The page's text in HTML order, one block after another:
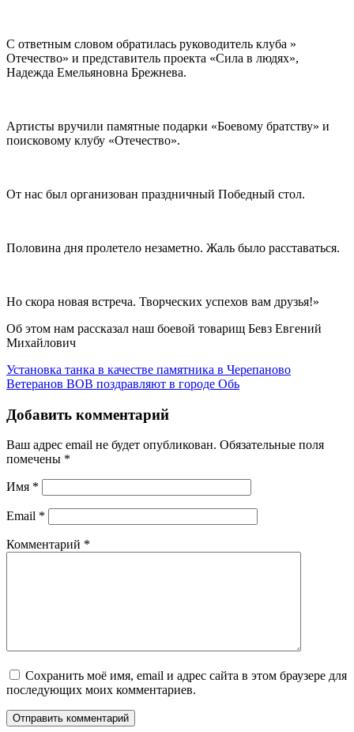
С ответным словом обратилась руководитель клуба »
Отечество» и представитель проекта «Сила в людях»,
Надежда Емельяновна Брежнева.
Артисты вручили памятные подарки «Боевому братству» и
поисковому клубу «Отечество».
От нас был организован праздничный Победный стол.
Половина дня пролетело незаметно. Жаль было расставаться.
Но скора новая встреча. Творческих успехов вам друзья!»
Об этом нам рассказал наш боевой товарищ Бевз Евгений
Михайлович
Установка танка в качестве памятника в Черепаново
Ветеранов ВОВ поздравляют в городе Обь
Добавить комментарий
Ваш адрес email не будет опубликован. Обязательные поля
помечены *
Имя *
Email *
Комментарий *
Сохранить моё имя, email и адрес сайта в этом браузере для
последующих моих комментариев.